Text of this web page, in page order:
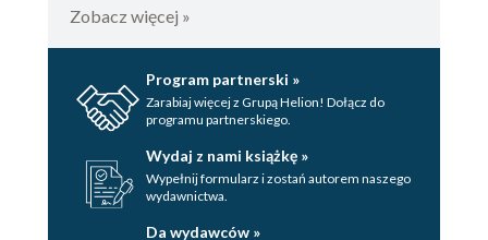
Zobacz więcej »
Program partnerski »
Zarabiaj więcej z Grupą Helion! Dołącz do
programu partnerskiego.
Wydaj z nami książkę »
Wypełnij formularz i zostań autorem naszego
wydawnictwa.
Da wydawców »